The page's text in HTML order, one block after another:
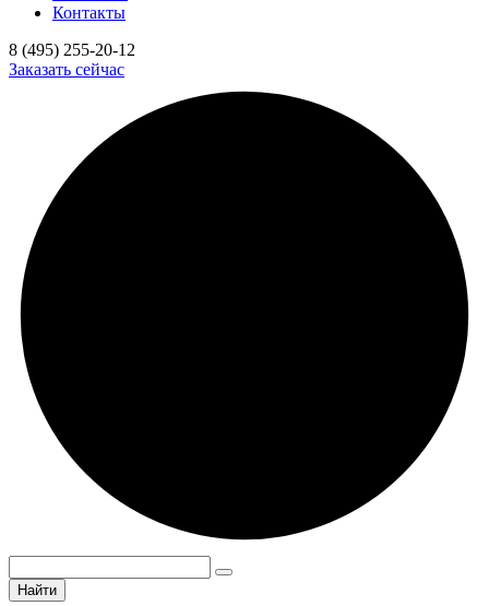
Контакты
8 (495) 255-20-12
Заказать сейчас
Найти